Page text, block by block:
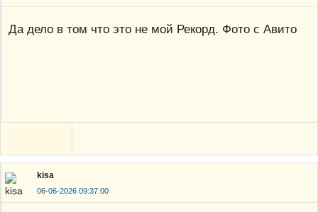
Да дело в том что это не мой Рекорд. Фото с Авито
kisa
06-06-2026 09:37:00